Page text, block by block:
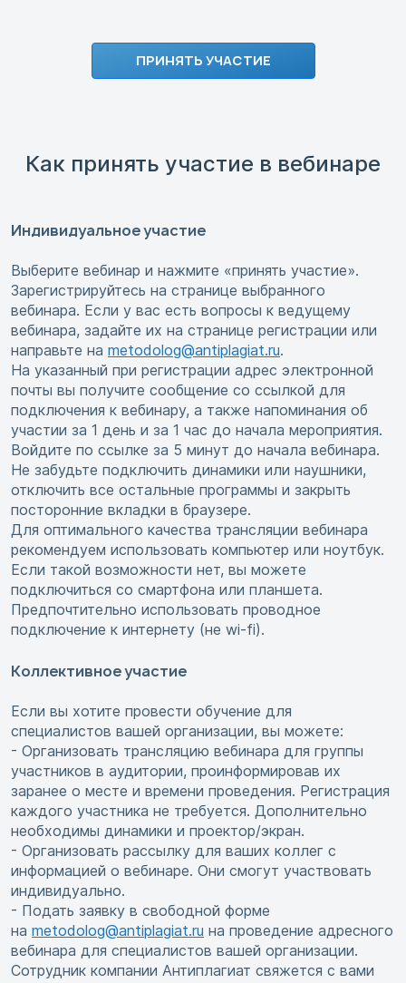
ПРИНЯТЬ УЧАСТИЕ
Как принять участие в вебинаре
Индивидуальное участие
Выберите вебинар и нажмите «принять участие».
Зарегистрируйтесь на странице выбранного
вебинара. Если у вас есть вопросы к ведущему
вебинара, задайте их на странице регистрации или
направьте на metodolog@antiplagiat.ru.
На указанный при регистрации адрес электронной
почты вы получите сообщение со ссылкой для
подключения к вебинару, а также напоминания об
участии за 1 день и за 1 час до начала мероприятия.
Войдите по ссылке за 5 минут до начала вебинара.
Не забудьте подключить динамики или наушники,
отключить все остальные программы и закрыть
посторонние вкладки в браузере.
Для оптимального качества трансляции вебинара
рекомендуем использовать компьютер или ноутбук.
Если такой возможности нет, вы можете
подключиться со смартфона или планшета.
Предпочтительно использовать проводное
подключение к интернету (не wi-fi).
Коллективное участие
Если вы хотите провести обучение для
специалистов вашей организации, вы можете:
- Организовать трансляцию вебинара для группы
участников в аудитории, проинформировав их
заранее о месте и времени проведения. Регистрация
каждого участника не требуется. Дополнительно
необходимы динамики и проектор/экран.
- Организовать рассылку для ваших коллег с
информацией о вебинаре. Они смогут участвовать
индивидуально.
- Подать заявку в свободной форме
на metodolog@antiplagiat.ru на проведение адресного
вебинара для специалистов вашей организации.
Сотрудник компании Антиплагиат свяжется с вами